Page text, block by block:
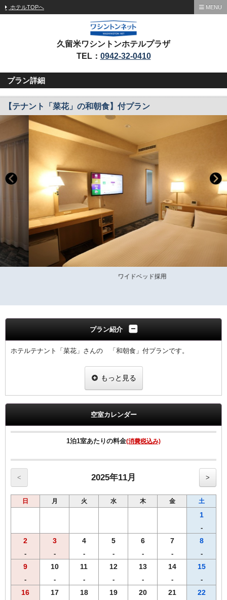
ホテルTOPへ MENU
久留米ワシントンホテルプラザ
TEL： 0942-32-0410
プラン詳細
【テナント「菜花」の和朝食】付プラン
ワイドベッド採用
プラン紹介
ホテルテナント「菜花」さんの 「和朝食」付プランです。
会場：1階レストラン「菜花」※席数約30席
2020年4月1日より福岡県宿泊税条例に伴い、ご宿泊料金に応じた宿泊
【宿泊税額：室料(税別）お1人様1泊あたり】
20,000円未満200円
もっと見る
空室カレンダー
1泊1室あたりの料金(消費税込み)
< 2025年11月 >
日 月 火 水 木 金 土
1
-
2
-
3
-
4
-
5
-
6
-
7
-
8
-
9
-
10
-
11
-
12
-
13
-
14
-
15
-
16 17 18 19 20 21 22